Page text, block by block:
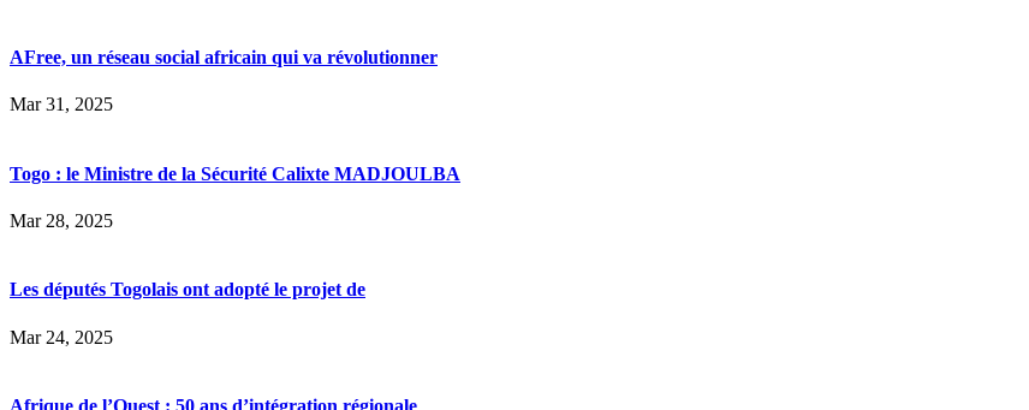
AFree, un réseau social africain qui va révolutionner
Mar 31, 2025
Togo : le Ministre de la Sécurité Calixte MADJOULBA
Mar 28, 2025
Les députés Togolais ont adopté le projet de
Mar 24, 2025
Afrique de l’Ouest : 50 ans d’intégration régionale